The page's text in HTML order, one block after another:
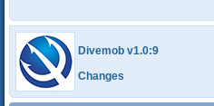
Divemob v1.0:9
Changes